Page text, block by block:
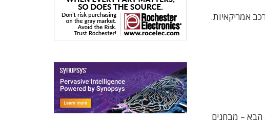
אמריקאיות.
הבדיקות הבא – מבחנים